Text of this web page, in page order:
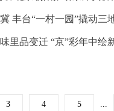
丰台“一村一园”撬动三
里品变迁 “京”彩年中绘
3 4 5 ...